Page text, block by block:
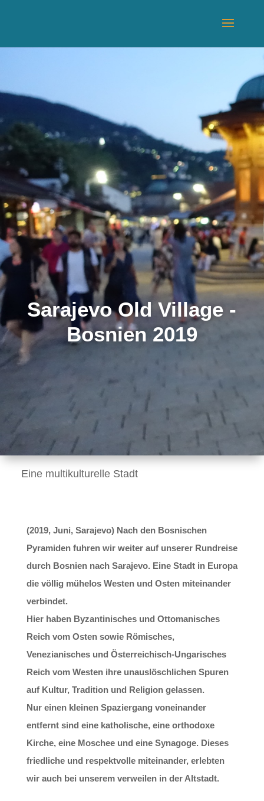
Sarajevo Old Village -
Bosnien 2019
Eine multikulturelle Stadt
(2019, Juni, Sarajevo) Nach den Bosnischen
Pyramiden fuhren wir weiter auf unserer Rundreise
durch Bosnien nach Sarajevo. Eine Stadt in Europa
die völlig mühelos Westen und Osten miteinander
verbindet.
Hier haben Byzantinisches und Ottomanisches
Reich vom Osten sowie Römisches,
Venezianisches und Österreichisch-Ungarisches
Reich vom Westen ihre unauslöschlichen Spuren
auf Kultur, Tradition und Religion gelassen.
Nur einen kleinen Spaziergang voneinander
entfernt sind eine katholische, eine orthodoxe
Kirche, eine Moschee und eine Synagoge. Dieses
friedliche und respektvolle miteinander, erlebten
wir auch bei unserem verweilen in der Altstadt.